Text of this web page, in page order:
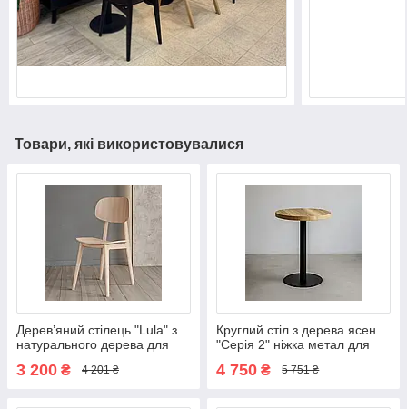
Товари, які використовувалися
Дерев’яний стілець "Lula" з
натурального дерева для
готелю
3 200 ₴ 4 201 ₴
Круглий стіл з дерева ясен
"Серія 2" ніжка метал для
4 750 ₴ 5 751 ₴